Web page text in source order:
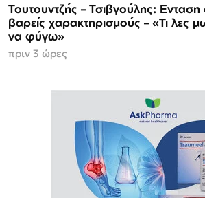
Τουτουντζής – Τσιβγούλης: Ενταση
βαρείς χαρακτηρισμούς – «Τι
να φύγω»
πριν 3 ώρες